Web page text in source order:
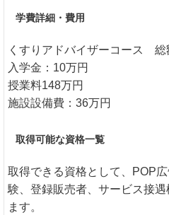
学費詳細・費用
くすりアドバイザーコース 総
入学金：10万円
授業料148万円
施設設備費：36万円
取得可能な資格一覧
取得できる資格として、POP
験、登録販売者、サービス接
ます。